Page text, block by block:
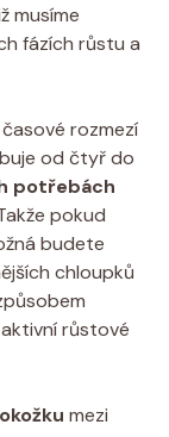
musíme
fázích růstu a
rozmezí
od čtyř do
potřebách
pokud
budete
chloupků
růstové
mezi